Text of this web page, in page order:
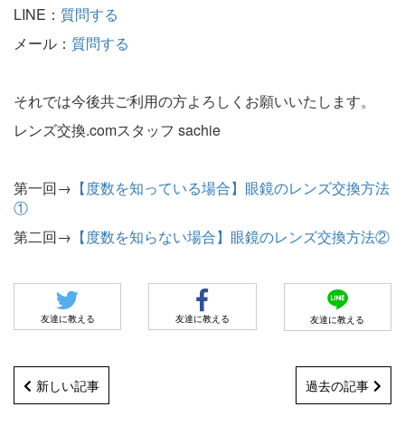
LINE： 質問する
メール： 質問する
それでは今後共ご利用の方よろしくお願いいたします。
レンズ交換.comスタッフ sachie
第一回→ 【度数を知っている場合】眼鏡のレンズ交換方法
①
第二回→ 【度数を知らない場合】眼鏡のレンズ交換方法②
友達に教える 友達に教える 友達に教える
新しい記事 過去の記事